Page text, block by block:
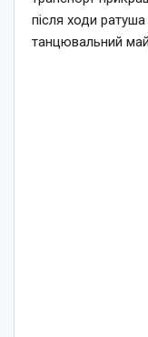
після ходи
танцювальний